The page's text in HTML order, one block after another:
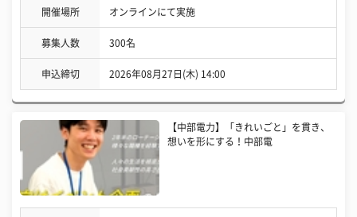
開催場所 オンラインにて実施
募集人数 300名
申込締切 2026年08月27日(木) 14:00
【中部電力】「きれいごと」を貫き、
想いを形にする！中部電